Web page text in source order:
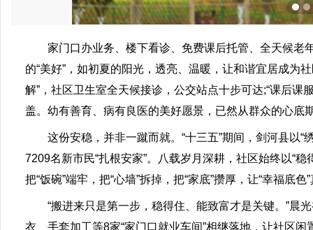
家门口办业务、楼下看诊、免费课后托管、全天候老
的“美好”，如初夏的阳光，透亮、温暖，让和谐宜居成为
解”，社区卫生室全天候接诊，公交站点十步可达;“课后
盖。幼有善育、病有良医的美好愿景，已然从群众的心底
这份安稳，并非一蹴而就。“十三五”期间，剑河县以“
7209名新市民“扎根安家”。八载岁月深耕，社区始终以“
把“饭碗”端牢，把“心墙”拆掉，把“家底”攒厚，让“幸福底
“搬进来只是第一步，稳得住、能致富才是关键。”晨
衣、手套加工等8家“家门口就业车间”相继落地，让社区